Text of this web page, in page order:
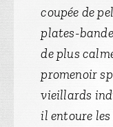
coupée de
plates-
de plus
promenoir
vieillards
il entoure